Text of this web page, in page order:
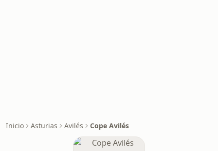
Inicio Asturias Avilés Cope Avilés